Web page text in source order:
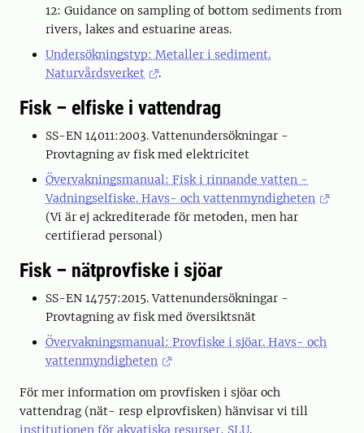
12: Guidance on sampling of bottom sediments from
rivers, lakes and estuarine areas.
Undersökningstyp: Metaller i sediment.
Naturvårdsverket
.
Fisk – elfiske i vattendrag
SS-EN 14011:2003. Vattenundersökningar -
Provtagning av fisk med elektricitet
Övervakningsmanual: Fisk i rinnande vatten -
Vadningselfiske. Havs- och vattenmyndigheten
(Vi är ej ackrediterade för metoden, men har
certifierad personal)
Fisk – nätprovfiske i sjöar
SS-EN 14757:2015. Vattenundersökningar -
Provtagning av fisk med översiktsnät
Övervakningsmanual: Provfiske i sjöar. Havs- och
vattenmyndigheten
För mer information om provfisken i sjöar och
vattendrag (nät- resp elprovfisken) hänvisar vi till
institutionen för akvatiska resurser, SLU.